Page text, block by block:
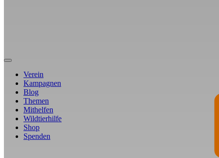
Verein
Kampagnen
Blog
Themen
Mithelfen
Wildtierhilfe
Shop
Spenden